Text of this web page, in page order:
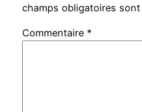
champs obligatoires
Commentaire *